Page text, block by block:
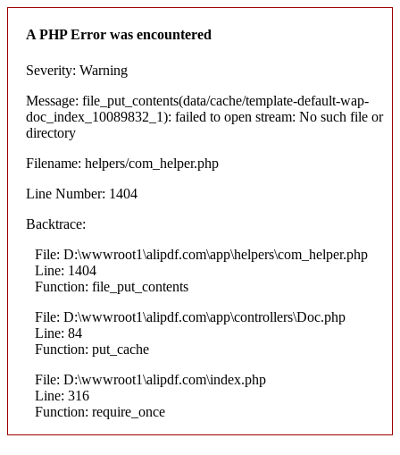
A PHP Error was encountered
Severity: Warning
Message: file_put_contents(data/cache/template-default-wap-
doc_index_10089832_1): failed to open stream: No such file or
directory
Filename: helpers/com_helper.php
Line Number: 1404
Backtrace:
File: D:\wwwroot1\alipdf.com\app\helpers\com_helper.php
Line: 1404
Function: file_put_contents
File: D:\wwwroot1\alipdf.com\app\controllers\Doc.php
Line: 84
Function: put_cache
File: D:\wwwroot1\alipdf.com\index.php
Line: 316
Function: require_once